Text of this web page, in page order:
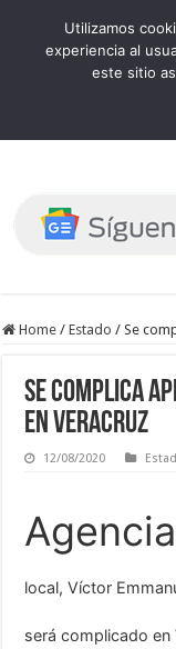
Home / Estado / Se
Se complica
en Veracruz
12/08/2020
local, Víctor
será complicado en
Utilizamos
experiencia al
este sitio